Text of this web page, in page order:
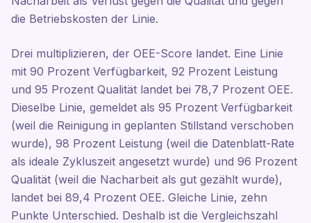
die Betriebskosten der Linie.
Drei multiplizieren, der OEE-Score landet. Eine Linie
mit 90 Prozent Verfügbarkeit, 92 Prozent Leistung
und 95 Prozent Qualität landet bei 78,7 Prozent OEE.
Dieselbe Linie, gemeldet als 95 Prozent Verfügbarkeit
(weil die Reinigung in geplanten Stillstand verschoben
wurde), 98 Prozent Leistung (weil die Datenblatt-Rate
als ideale Zykluszeit angesetzt wurde) und 96 Prozent
Qualität (weil die Nacharbeit als gut gezählt wurde),
landet bei 89,4 Prozent OEE. Gleiche Linie, zehn
Punkte Unterschied. Deshalb ist die Vergleichszahl